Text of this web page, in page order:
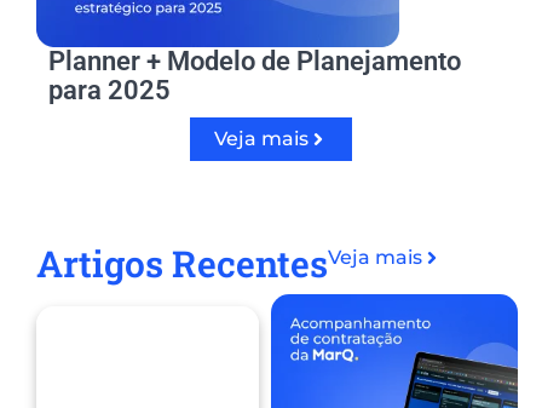
Planner + Modelo de Planejamento
para 2025
Veja mais
Artigos RecentesVeja mais